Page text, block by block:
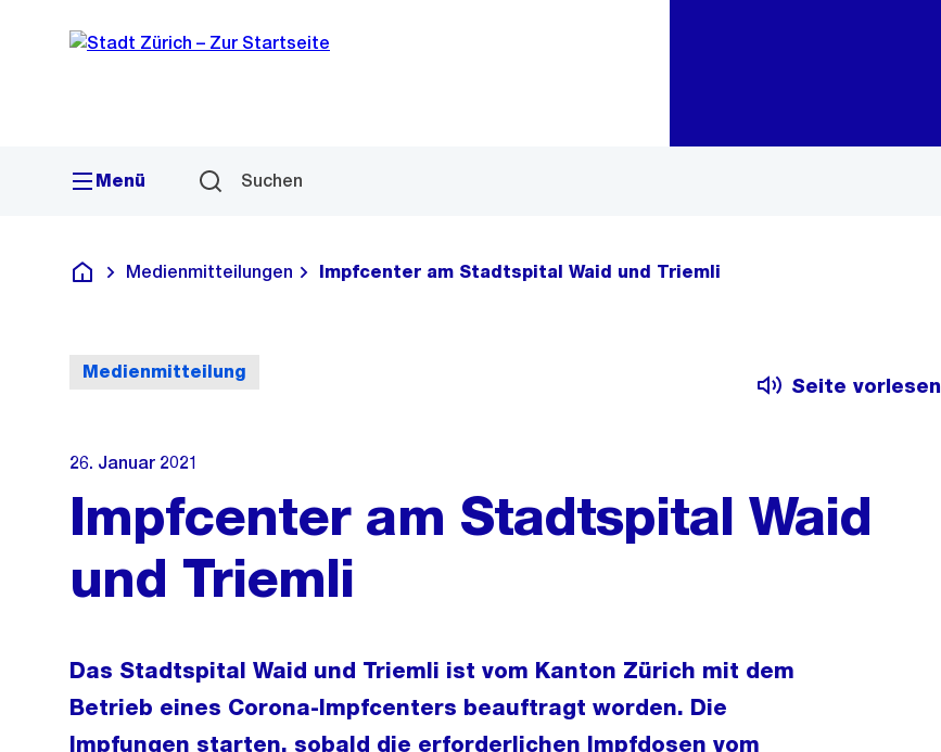
Navigation
Sprunglink
Menü Suchen
Deutsch
Medienmitteilungen Impfcenter am Stadtspital Waid und Triemli
Medienmitteilung
Seite vorlesen
26. Januar 2021
Impfcenter am Stadtspital Waid
und Triemli
Das Stadtspital Waid und Triemli ist vom Kanton Zürich mit dem
Betrieb eines Corona-Impfcenters beauftragt worden. Die
Impfungen starten, sobald die erforderlichen Impfdosen vom